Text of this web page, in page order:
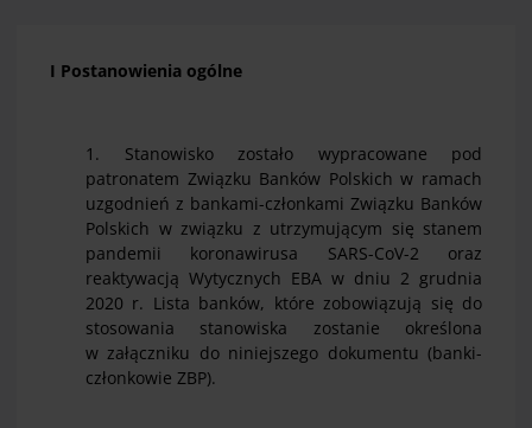
I Postanowienia ogólne
1. Stanowisko zostało wypracowane pod
patronatem Związku Banków Polskich w ramach
uzgodnień z bankami-członkami Związku Banków
Polskich w związku z utrzymującym się stanem
pandemii koronawirusa SARS-CoV-2 oraz
reaktywacją Wytycznych EBA w dniu 2 grudnia
2020 r. Lista banków, które zobowiązują się do
stosowania stanowiska zostanie określona
w załączniku do niniejszego dokumentu (banki-
członkowie ZBP).